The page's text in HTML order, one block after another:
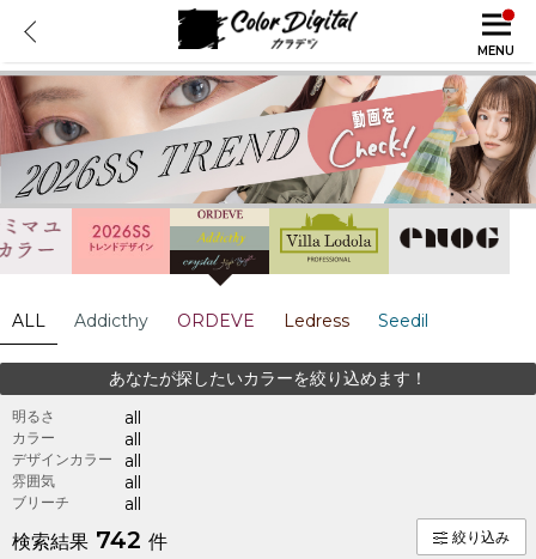
MENU
ALL Addicthy ORDEVE Ledress Seedil
あなたが探したいカラーを絞り込めます！
明るさ all
カラー all
デザインカラー all
雰囲気 all
ブリーチ all
検索結果 742 件 絞り込み